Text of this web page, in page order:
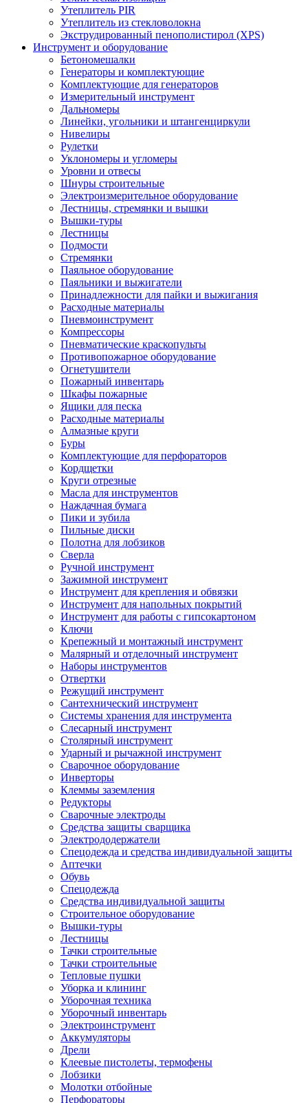
Утеплитель PIR
Утеплитель из стекловолокна
Экструдированный пенополистирол (XPS)
Инструмент и оборудование
Бетономешалки
Генераторы и комплектующие
Комплектующие для генераторов
Измерительный инструмент
Дальномеры
Линейки, угольники и штангенциркули
Нивелиры
Рулетки
Уклономеры и угломеры
Уровни и отвесы
Шнуры строительные
Электроизмерительное оборудование
Лестницы, стремянки и вышки
Вышки-туры
Лестницы
Подмости
Стремянки
Паяльное оборудование
Паяльники и выжигатели
Принадлежности для пайки и выжигания
Расходные материалы
Пневмоинструмент
Компрессоры
Пневматические краскопульты
Противопожарное оборудование
Огнетушители
Пожарный инвентарь
Шкафы пожарные
Ящики для песка
Расходные материалы
Алмазные круги
Буры
Комплектующие для перфораторов
Кордщетки
Круги отрезные
Масла для инструментов
Наждачная бумага
Пики и зубила
Пильные диски
Полотна для лобзиков
Сверла
Ручной инструмент
Зажимной инструмент
Инструмент для крепления и обвязки
Инструмент для напольных покрытий
Инструмент для работы с гипсокартоном
Ключи
Крепежный и монтажный инструмент
Малярный и отделочный инструмент
Наборы инструментов
Отвертки
Режущий инструмент
Сантехнический инструмент
Системы хранения для инструмента
Слесарный инструмент
Столярный инструмент
Ударный и рычажной инструмент
Сварочное оборудование
Инверторы
Клеммы заземления
Редукторы
Сварочные электроды
Средства защиты сварщика
Электрододержатели
Спецодежда и средства индивидуальной защиты
Аптечки
Обувь
Спецодежда
Средства индивидуальной защиты
Строительное оборудование
Вышки-туры
Лестницы
Тачки строительные
Тачки строительные
Тепловые пушки
Уборка и клининг
Уборочная техника
Уборочный инвентарь
Электроинструмент
Аккумуляторы
Дрели
Клеевые пистолеты, термофены
Лобзики
Молотки отбойные
Перфораторы